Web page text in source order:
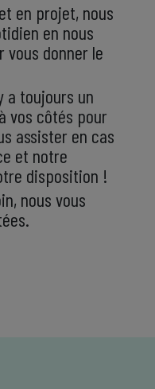
en projet, nous
en nous
vous donner le
a toujours un
vos côtés pour
assister en cas
et notre
disposition !
nous vous